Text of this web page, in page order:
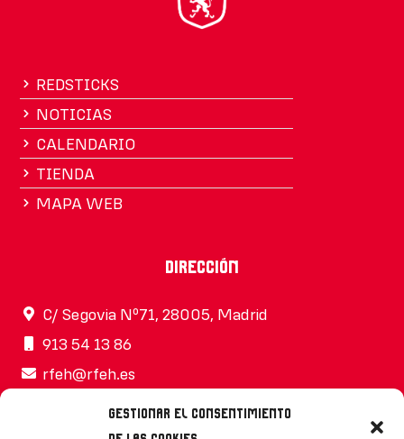
Gestionar el consentimiento
REDSTICKS
NOTICIAS
CALENDARIO
TIENDA
MAPA WEB
Dirección
C/ Segovia Nº71, 28005, Madrid
913 54 13 86
rfeh@rfeh.es